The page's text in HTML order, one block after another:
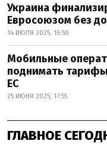
Украина
Евросоюзом без
14 ИЮЛЯ 2025, 16:50
Мобильные
поднимать
ЕС
25 ИЮНЯ 2025, 17:55
ГЛАВНОЕ